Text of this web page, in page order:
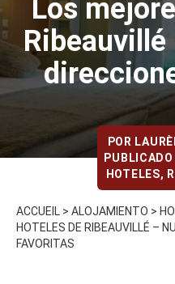
Los
POR
HOTELES,
ACCUEIL > ALOJAMIENTO >
HOTELES DE RIBEAUVILLÉ –
FAVORITAS